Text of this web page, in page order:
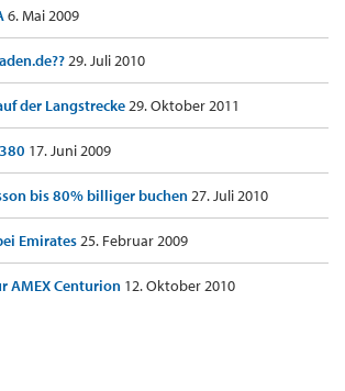
6. Mai 2009
29. Juli 2010
der Langstrecke29. Oktober 2011
17. Juni 2009
bis 80% billiger buchen27. Juli 2010
Emirates25. Februar 2009
AMEX Centurion 12. Oktober 2010